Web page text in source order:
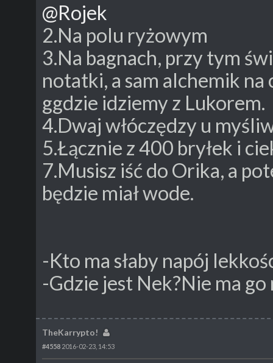
@Rojek
2.Na polu ryżowym
3.Na bagnach, przy tym
notatki, a sam alchemik
ggdzie idziemy z Lukorem.
4.Dwaj włóczędzy u
5.Łącznie z 400 bryłek i
7.Musisz iść do Orika, a
będzie miał wode.
-Kto ma słaby napój
-Gdzie jest Nek?Nie ma go
TheKarrypto!
#4558 2016-02-23, 14:53